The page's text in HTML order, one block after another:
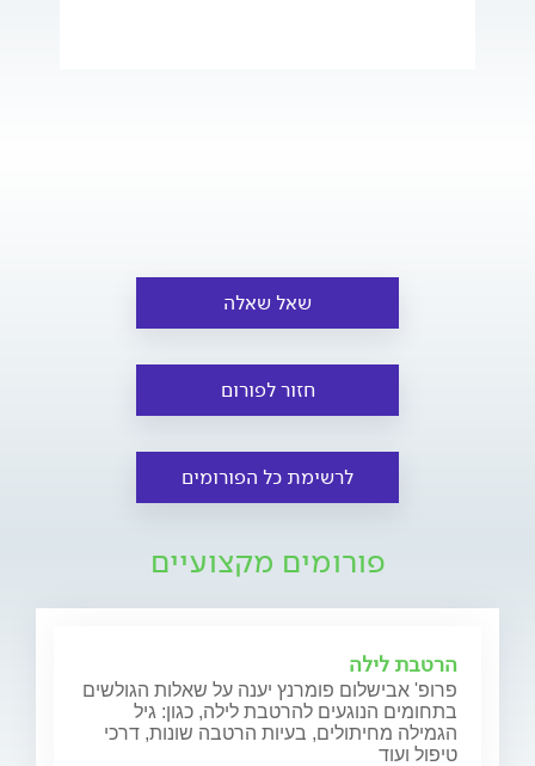
שאל שאלה
חזור לפורום
לרשימת כל הפורומים
פורומים מקצועיים
הרטבת לילה
פרופ' אבישלום פומרנץ יענה על שאלות הגולשים
בתחומים הנוגעים להרטבת לילה, כגון: גיל
הגמילה מחיתולים, בעיות הרטבה שונות, דרכי
טיפול ועוד